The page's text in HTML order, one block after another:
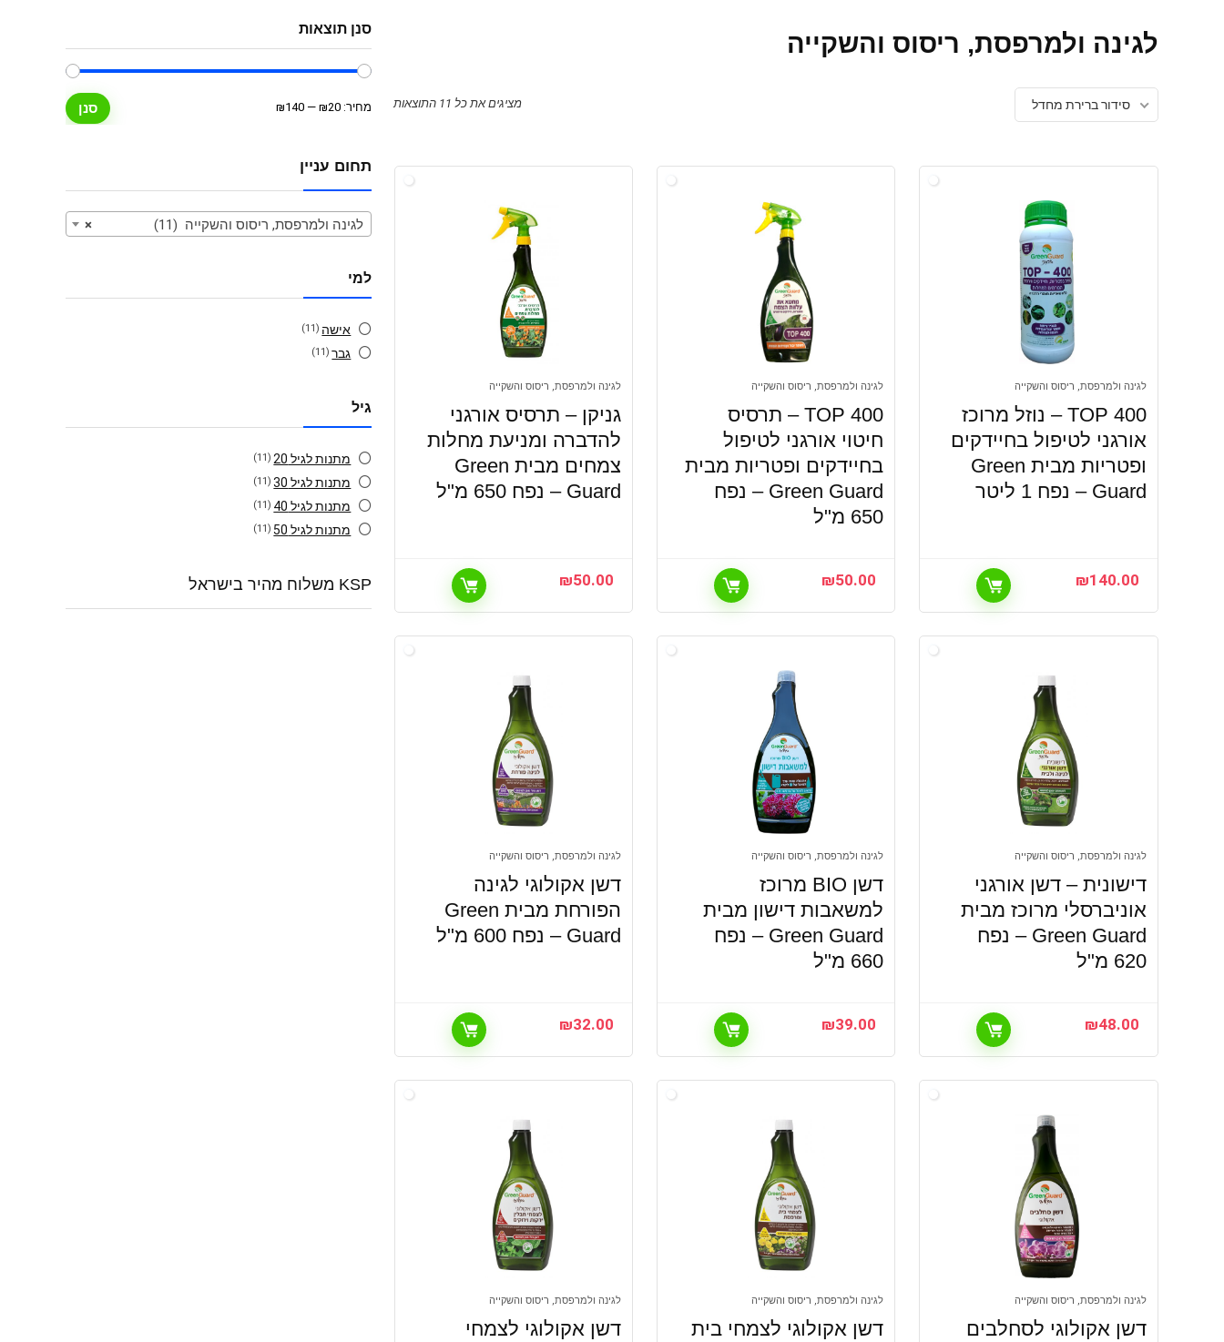
לגינה ולמרפסת, ריסוס והשקייה
מציגים את כל ⁦11⁩ התוצאות סידור ברירת מחדל
לגינה ולמרפסת, ריסוס והשקייה
TOP 400 – נוזל מרוכז
אורגני לטיפול בחיידקים
ופטריות מבית Green
Guard – נפח 1 ליטר
₪140.00
לגינה ולמרפסת, ריסוס והשקייה
TOP 400 – תרסיס
חיטוי אורגני לטיפול
בחיידקים ופטריות מבית
Green Guard – נפח
650 מ"ל
₪50.00
לגינה ולמרפסת, ריסוס והשקייה
גניקן – תרסיס אורגני
להדברה ומניעת מחלות
צמחים מבית Green
Guard – נפח 650 מ"ל
₪50.00
לגינה ולמרפסת, ריסוס והשקייה
דישונית – דשן אורגני
אוניברסלי מרוכז מבית
Green Guard – נפח
620 מ"ל
₪48.00
לגינה ולמרפסת, ריסוס והשקייה
דשן BIO מרוכז
למשאבות דישון מבית
Green Guard – נפח
660 מ"ל
₪39.00
לגינה ולמרפסת, ריסוס והשקייה
דשן אקולוגי לגינה
הפורחת מבית Green
Guard – נפח 600 מ"ל
₪32.00
לגינה ולמרפסת, ריסוס והשקייה
דשן אקולוגי לסחלבים
לגינה ולמרפסת, ריסוס והשקייה
דשן אקולוגי לצמחי בית
לגינה ולמרפסת, ריסוס והשקייה
דשן אקולוגי לצמחי
סנן תוצאות
מחיר
מחיר סנן מחיר: ₪20
—
₪140
תחום עניין
× לגינה ולמרפסת, ריסוס והשקייה (11)
למי
אישה (11)
גבר (11)
גיל
מתנות לגיל 20 (11)
מתנות לגיל 30 (11)
מתנות לגיל 40 (11)
מתנות לגיל 50 (11)
KSP משלוח מהיר בישראל